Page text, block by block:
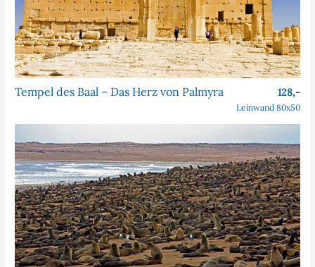
Tempel des Baal – Das Herz von Palmyra 128,-
Leinwand 80x50